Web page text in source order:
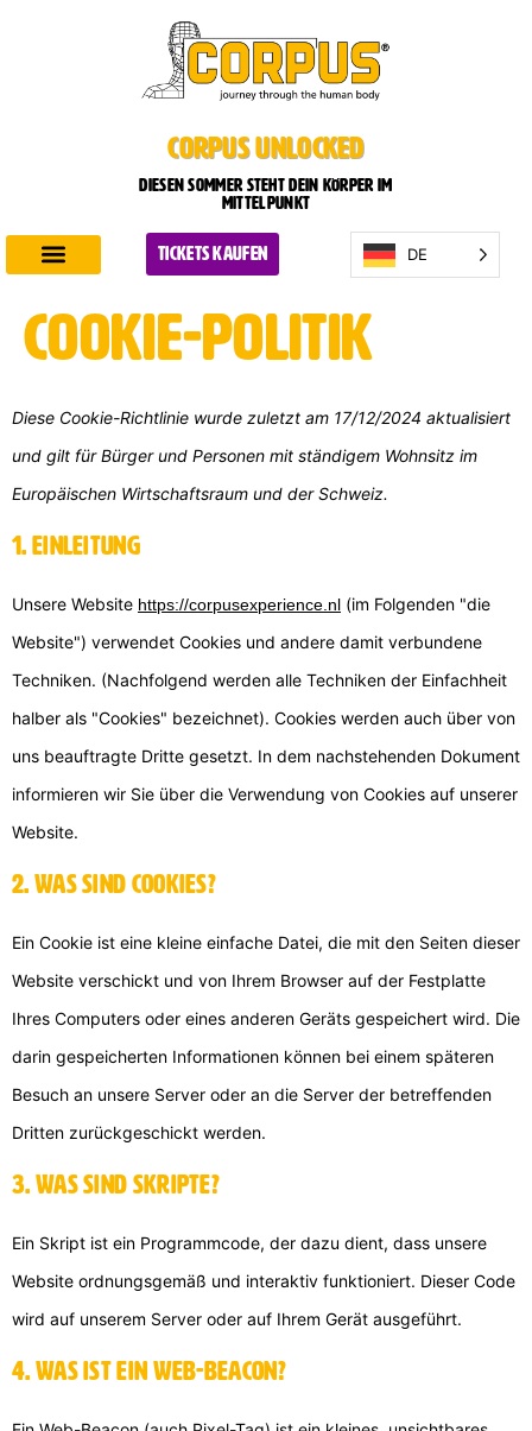
CORPUS UNLOCKED
Diesen Sommer steht dein Körper im
Mittelpunkt
TICKETS KAUFEN DE
Cookie-Politik
Diese Cookie-Richtlinie wurde zuletzt am 17/12/2024 aktualisiert
und gilt für Bürger und Personen mit ständigem Wohnsitz im
Europäischen Wirtschaftsraum und der Schweiz.
1. Einleitung
Unsere Website https://corpusexperience.nl (im Folgenden "die
Website") verwendet Cookies und andere damit verbundene
Techniken. (Nachfolgend werden alle Techniken der Einfachheit
halber als "Cookies" bezeichnet). Cookies werden auch über von
uns beauftragte Dritte gesetzt. In dem nachstehenden Dokument
informieren wir Sie über die Verwendung von Cookies auf unserer
Website.
2. Was sind Cookies?
Ein Cookie ist eine kleine einfache Datei, die mit den Seiten dieser
Website verschickt und von Ihrem Browser auf der Festplatte
Ihres Computers oder eines anderen Geräts gespeichert wird. Die
darin gespeicherten Informationen können bei einem späteren
Besuch an unsere Server oder an die Server der betreffenden
Dritten zurückgeschickt werden.
3. Was sind Skripte?
Ein Skript ist ein Programmcode, der dazu dient, dass unsere
Website ordnungsgemäß und interaktiv funktioniert. Dieser Code
wird auf unserem Server oder auf Ihrem Gerät ausgeführt.
4. Was ist ein Web-Beacon?